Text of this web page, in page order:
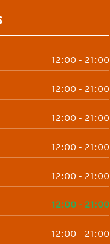
12:00 - 21:00
12:00 - 21:00
12:00 - 21:00
12:00 - 21:00
12:00 - 21:00
12:00 - 21:00
12:00 - 21:00